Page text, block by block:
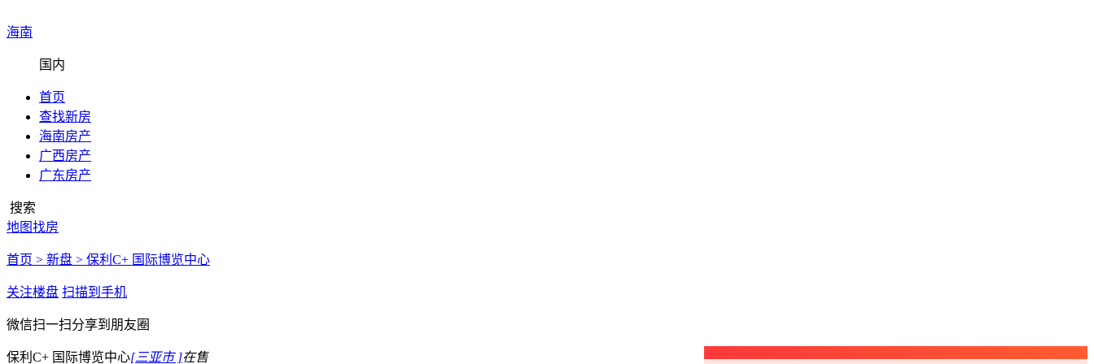
海南
国内
首页
查找新房
海南房产
广西房产
广东房产
搜索
地图找房
首页 > 新盘 > 保利C+ 国际博览中心
关注楼盘 扫描到手机
微信扫一扫分享到朋友圈
保利C+ 国际博览中心[三亚市 ]在售